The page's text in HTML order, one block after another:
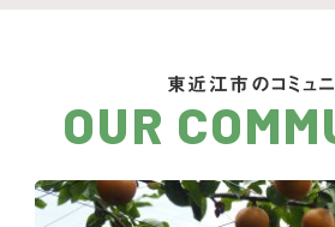
東近江市のコミュ
OUR